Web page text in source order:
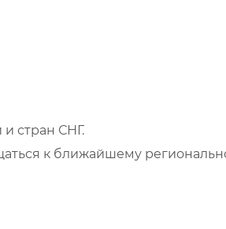
стран СНГ.
к ближайшему